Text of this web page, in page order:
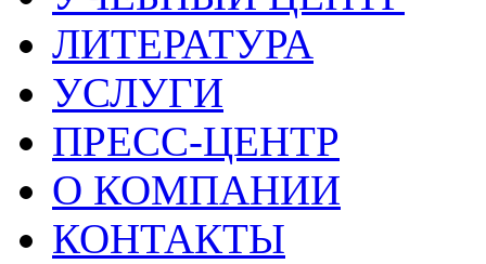
ЛИТЕРАТУРА
УСЛУГИ
ПРЕСС-ЦЕНТР
О КОМПАНИИ
КОНТАКТЫ